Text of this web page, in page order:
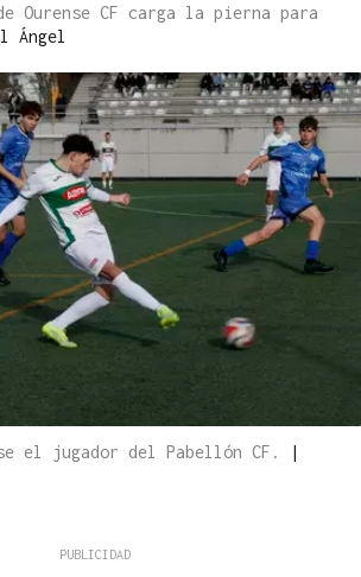
Ourense CF carga la pierna para
Ángel
el jugador del Pabellón CF.
|